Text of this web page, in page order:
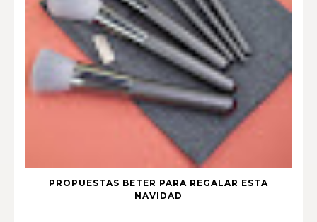
PROPUESTAS BETER PARA REGALAR ESTA
NAVIDAD